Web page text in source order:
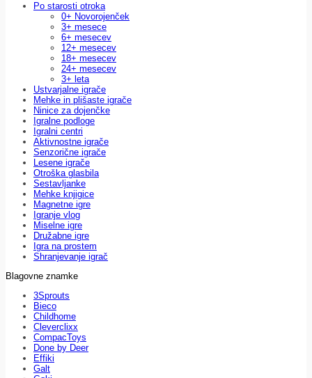
Po starosti otroka
0+ Novorojenček
3+ mesece
6+ mesecev
12+ mesecev
18+ mesecev
24+ mesecev
3+ leta
Ustvarjalne igrače
Mehke in plišaste igrače
Ninice za dojenčke
Igralne podloge
Igralni centri
Aktivnostne igrače
Senzorične igrače
Lesene igrače
Otroška glasbila
Sestavljanke
Mehke knjigice
Magnetne igre
Igranje vlog
Miselne igre
Družabne igre
Igra na prostem
Shranjevanje igrač
Blagovne znamke
3Sprouts
Bieco
Childhome
Cleverclixx
CompacToys
Done by Deer
Effiki
Galt